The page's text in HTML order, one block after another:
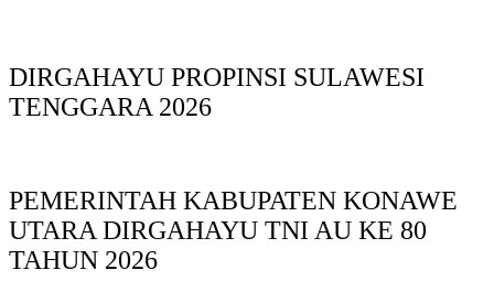
DIRGAHAYU PROPINSI SULAWESI
TENGGARA 2026
PEMERINTAH KABUPATEN KONAWE
UTARA DIRGAHAYU TNI AU KE 80
TAHUN 2026